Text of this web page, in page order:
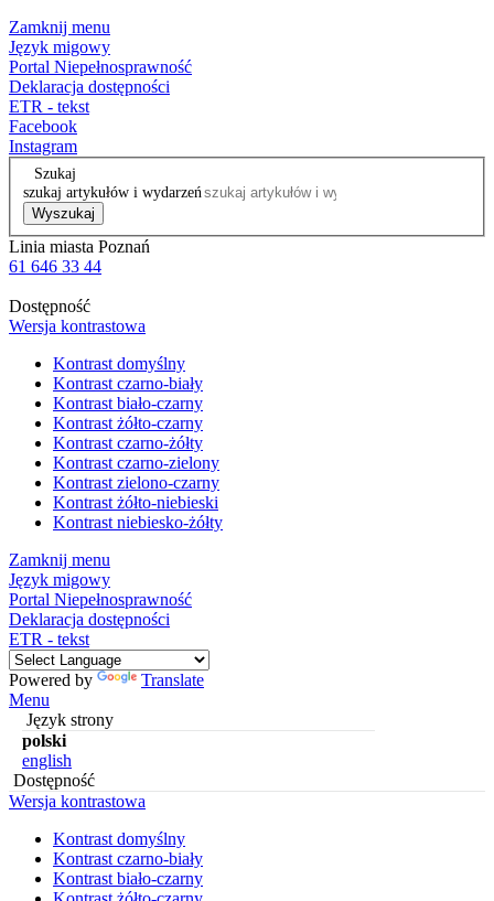
Zamknij menu
Język migowy
Portal Niepełnosprawność
Deklaracja dostępności
ETR - tekst
Facebook
Instagram
Szukaj
szukaj artykułów i wydarzeń
Wyszukaj
Linia miasta Poznań
61 646 33 44
Dostępność
Wersja kontrastowa
Kontrast domyślny
Kontrast czarno-biały
Kontrast biało-czarny
Kontrast żółto-czarny
Kontrast czarno-żółty
Kontrast czarno-zielony
Kontrast zielono-czarny
Kontrast żółto-niebieski
Kontrast niebiesko-żółty
Zamknij menu
Język migowy
Portal Niepełnosprawność
Deklaracja dostępności
ETR - tekst
Powered by
Translate
Menu
Język strony
polski
english
Dostępność
Wersja kontrastowa
Kontrast domyślny
Kontrast czarno-biały
Kontrast biało-czarny